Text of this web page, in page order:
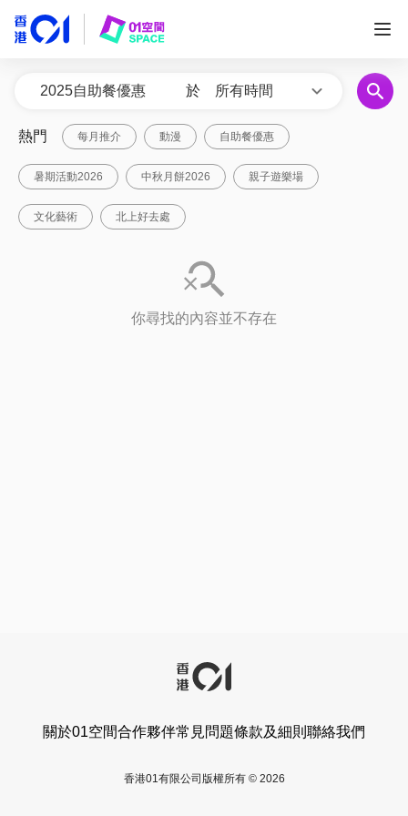
於 所有時間
熱門 每月推介 動漫 自助餐優惠
暑期活動2026 中秋月餅2026 親子遊樂場
文化藝術 北上好去處
你尋找的內容並不存在
關於01空間合作夥伴常見問題條款及細則 聯絡我們
香港01有限公司版權所有 © 2026